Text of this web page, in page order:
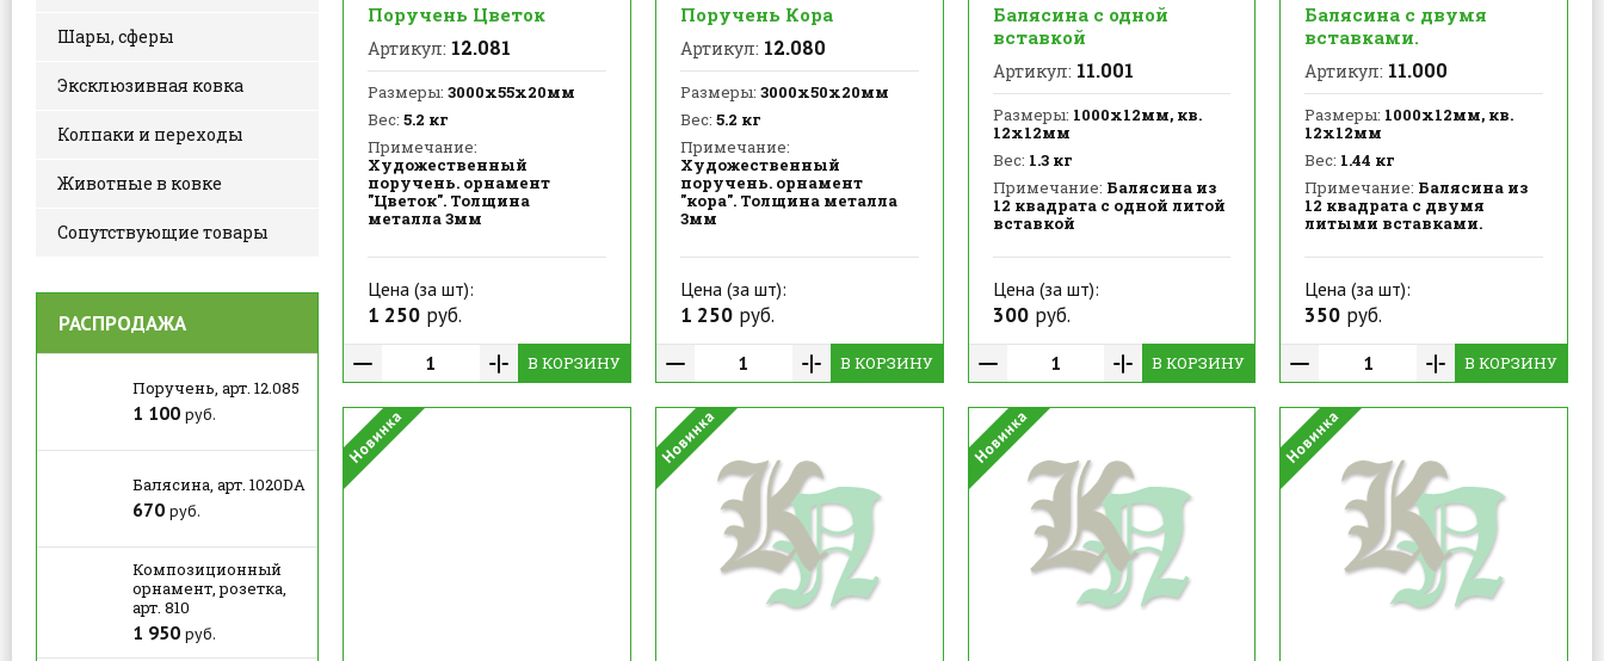
Шары, сферы
Эксклюзивная ковка
Колпаки и переходы
Животные в ковке
Сопутствующие товары
РАСПРОДАЖА
Поручень, арт. 12.085
1 100 руб.
Балясина, арт. 1020DA
670 руб.
Композиционный
орнамент, розетка,
арт. 810
1 950 руб.
Поручень Цветок
Артикул: 12.081
Размеры: 3000х55х20мм
Вес: 5.2 кг
Примечание:
Художественный
поручень. орнамент
"Цветок". Толщина
металла 3мм
Цена (за шт):
1 250 руб.
В КОРЗИНУ
Поручень Кора
Артикул: 12.080
Размеры: 3000х50х20мм
Вес: 5.2 кг
Примечание:
Художественный
поручень. орнамент
"кора". Толщина металла
3мм
Цена (за шт):
1 250руб.
В КОРЗИНУ
Балясина с одной
вставкой
Артикул: 11.001
Размеры: 1000х12мм, кв.
12х12мм
Вес: 1.3 кг
Примечание: Балясина из
12 квадрата с одной литой
вставкой
Цена (за шт):
300руб.
В КОРЗИНУ
Балясина с двумя
вставками.
Артикул: 11.000
Размеры: 1000х12мм, кв.
12х12мм
Вес: 1.44 кг
Примечание: Балясина из
12 квадрата с двумя
литыми вставками.
Цена (за шт):
350 руб.
В КОРЗИНУ